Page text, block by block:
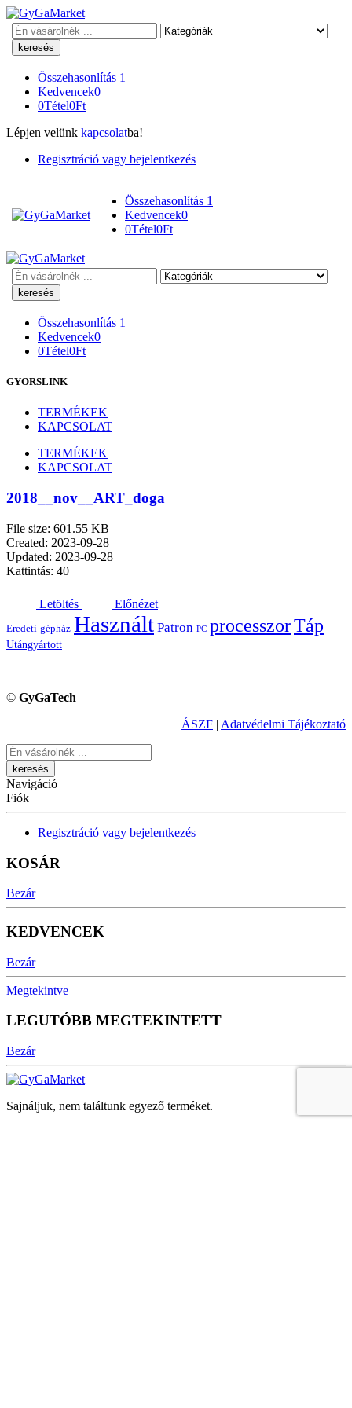
Keresés
Összehasonlítás 1
Kedvencek0
0Tétel0Ft
Lépjen velünk kapcsolatba!
Regisztráció vagy bejelentkezés
Összehasonlítás 1
Kedvencek0
0Tétel0Ft
Keresés
Összehasonlítás 1
Kedvencek0
0Tétel0Ft
GYORSLINK
TERMÉKEK
KAPCSOLAT
TERMÉKEK
KAPCSOLAT
2018__nov__ART_doga
File size: 601.55 KB
Created: 2023-09-28
Updated: 2023-09-28
Kattintás: 40
Letöltés Előnézet
Eredeti gépház Használt Patron PC processzorTáp
Utángyártott
© GyGaTech
ÁSZF | Adatvédelmi Tájékoztató
Keresés
Navigáció
Fiók
Regisztráció vagy bejelentkezés
KOSÁR
Bezár
KEDVENCEK
Bezár
Megtekintve
LEGUTÓBB MEGTEKINTETT
Bezár
Sajnáljuk, nem találtunk egyező terméket.